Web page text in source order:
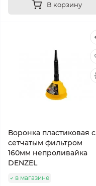
В корзину
Воронка пластиковая с
сетчатым фильтром
160мм непроливайка
DENZEL
в магазине